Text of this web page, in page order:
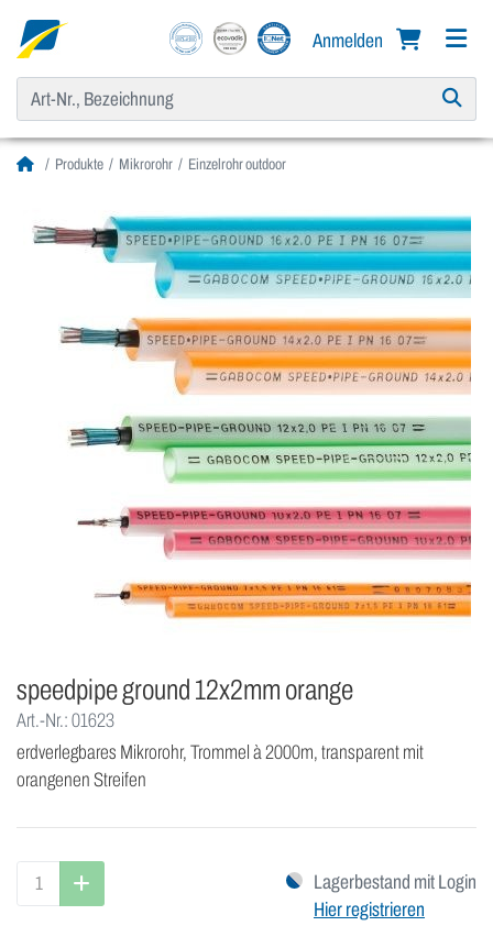
Anmelden
Produkte Mikrorohr Einzelrohr outdoor
speedpipe ground 12x2mm orange
Art.-Nr.: 01623
erdverlegbares Mikrorohr, Trommel à 2000m, transparent mit
orangenen Streifen
Lagerbestand mit Login
Hier registrieren